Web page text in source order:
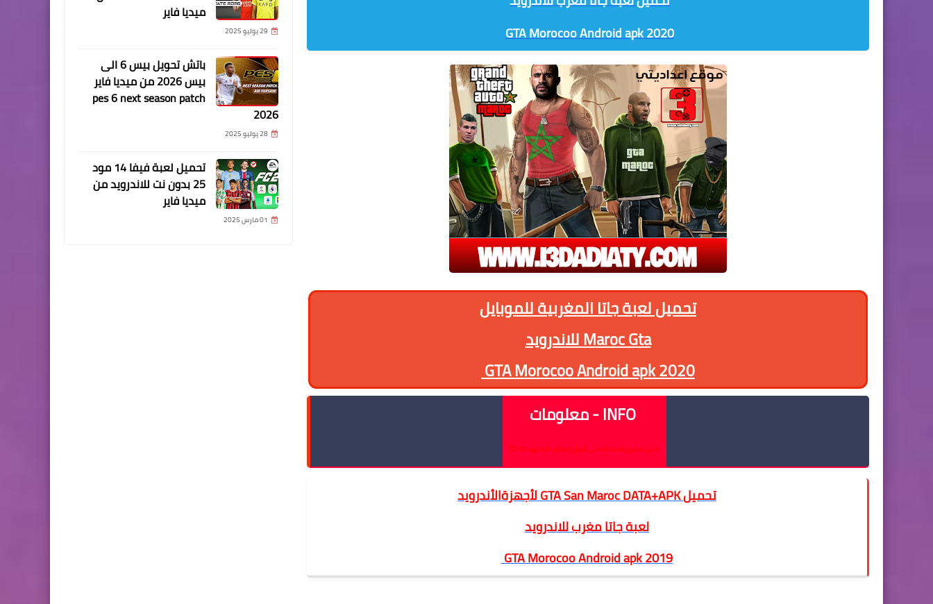
GTA Morocoo Android apk 2020
تحميل لعبة جاتا المغربية للموبايل
Maroc Gta للاندرويد
GTA Morocoo Android apk 2020
INFO - معلومات
شرح تحميل لعبة جتا فى شوارع مغرب للاندرويد 2019
لأجهزةالأندرويد GTA San Maroc DATA+APK تحميل
لعبة جاتا مغرب للاندرويد
GTA Morocoo Android apk 2019
ميديا فاير
29 يوليو 2025
باتش تحويل بيس 6 الى
بيس 2026 من ميديا فاير
pes 6 next season patch
2026
28 يوليو 2025
تحميل لعبة فيفا 14 مود
25 بدون نت للاندرويد من
ميديا فاير
01 مارس 2025